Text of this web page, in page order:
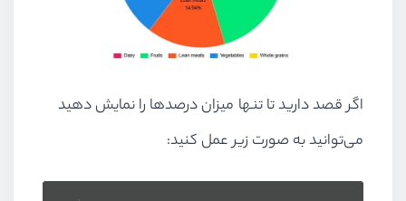
اگر قصد دارید تا تنها میزان درصدها را نمایش دهید
می‌توانید به صورت زیر عمل کنید: